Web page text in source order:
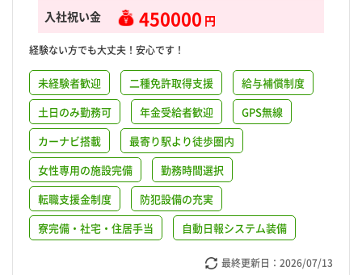
入社祝い金 450000 円
経験ない方でも大丈夫！安心です！
未経験者歓迎 二種免許取得支援
給与補償制度
土日のみ勤務可
年金受給者歓迎
GPS無線
カーナビ搭載
最寄り駅より徒歩圏内
女性専用の施設完備
勤務時間選択
転職支援金制度
防犯設備の充実
寮完備・社宅・住居手当
自動日報システム装備
最終更新日： 2026/07/13